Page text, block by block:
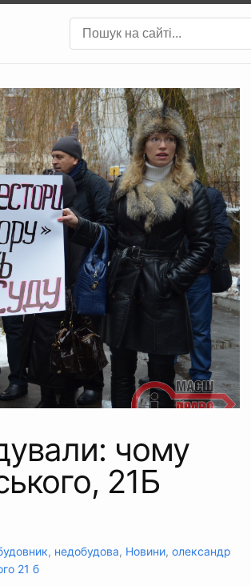
чому
21Б
, недобудова, Новини, олександр
21 б